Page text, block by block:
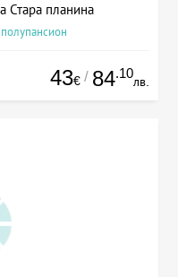
Стара планина
43€ / 84.10
лв.